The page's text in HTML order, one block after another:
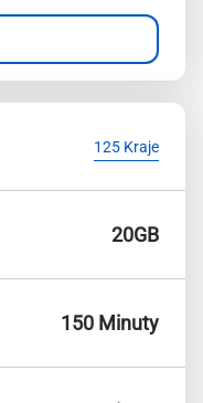
125 Kraje
20GB
150 Minuty